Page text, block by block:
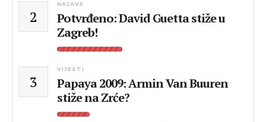
2
NAJAVE
Potvrđeno: David Guetta stiže u
Zagreb!
3
VIJESTI
Papaya 2009: Armin Van Buuren
stiže na Zrće?